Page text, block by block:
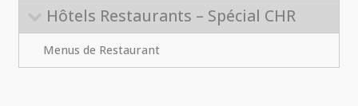
Hôtels Restaurants – Spécial CHR
Menus de Restaurant